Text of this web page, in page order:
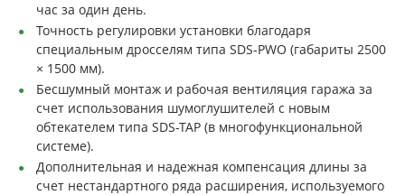
час за один день.
Точность регулировки установки благодаря
специальным дросселям типа SDS-PWO (габариты 2500
× 1500 мм).
Бесшумный монтаж и рабочая вентиляция гаража за
счет использования шумоглушителей с новым
обтекателем типа SDS-TAP (в многофункциональной
системе).
Дополнительная и надежная компенсация длины за
счет нестандартного ряда расширения, используемого